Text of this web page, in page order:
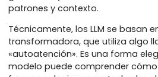
Piensa en un LLM como un
entrenado que lee una gran
artículos, código, informes) y
gramática y datos, sino
patrones y contexto.